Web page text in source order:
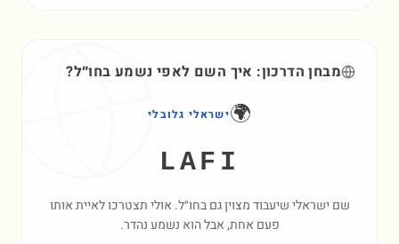
מבחן הדרכון: איך השם לאפי נשמע בחו״ל?
🌍ישראלי גלובלי
LAFI
שם ישראלי שיעבוד מצוין גם בחו״ל. אולי תצטרכו לאיית אותו
פעם אחת, אבל הוא נשמע נהדר.